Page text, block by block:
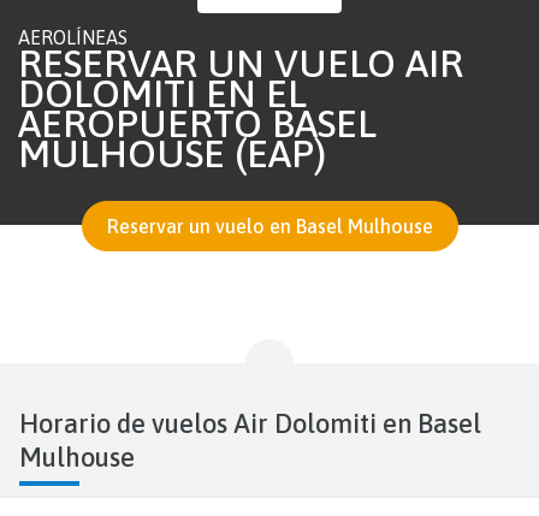
AEROLÍNEAS
RESERVAR UN VUELO AIR
DOLOMITI EN EL
AEROPUERTO BASEL
MULHOUSE (EAP)
Reservar un vuelo en Basel Mulhouse
Horario de vuelos Air Dolomiti en Basel
Mulhouse